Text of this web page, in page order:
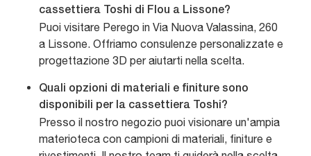
cassettiera Toshi di Flou a Lissone?
Puoi visitare Perego in Via Nuova Valassina, 260
a Lissone. Offriamo consulenze personalizzate e
progettazione 3D per aiutarti nella scelta.
Quali opzioni di materiali e finiture sono
disponibili per la cassettiera Toshi?
Presso il nostro negozio puoi visionare un'ampia
materioteca con campioni di materiali, finiture e